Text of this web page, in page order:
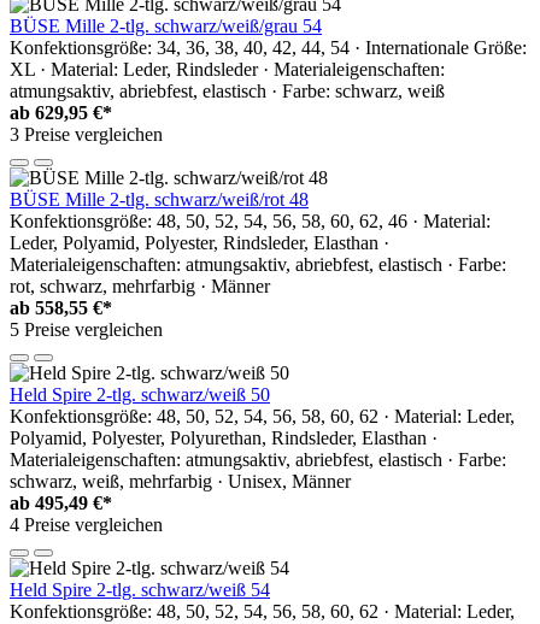
BÜSE Mille 2-tlg. schwarz/weiß/grau 54
Konfektionsgröße: 34, 36, 38, 40, 42, 44, 54 · Internationale Größe:
XL · Material: Leder, Rindsleder · Materialeigenschaften:
atmungsaktiv, abriebfest, elastisch · Farbe: schwarz, weiß
ab 629,95 €*
3 Preise vergleichen
BÜSE Mille 2-tlg. schwarz/weiß/rot 48
Konfektionsgröße: 48, 50, 52, 54, 56, 58, 60, 62, 46 · Material:
Leder, Polyamid, Polyester, Rindsleder, Elasthan ·
Materialeigenschaften: atmungsaktiv, abriebfest, elastisch · Farbe:
rot, schwarz, mehrfarbig · Männer
ab 558,55 €*
5 Preise vergleichen
Held Spire 2-tlg. schwarz/weiß 50
Konfektionsgröße: 48, 50, 52, 54, 56, 58, 60, 62 · Material: Leder,
Polyamid, Polyester, Polyurethan, Rindsleder, Elasthan ·
Materialeigenschaften: atmungsaktiv, abriebfest, elastisch · Farbe:
schwarz, weiß, mehrfarbig · Unisex, Männer
ab 495,49 €*
4 Preise vergleichen
Held Spire 2-tlg. schwarz/weiß 54
Konfektionsgröße: 48, 50, 52, 54, 56, 58, 60, 62 · Material: Leder,